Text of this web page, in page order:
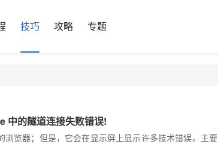
技巧 攻略 专题
中的隧道连接失败错误!
浏览器；但是，它会在显示屏上显示许多技术错误。主要